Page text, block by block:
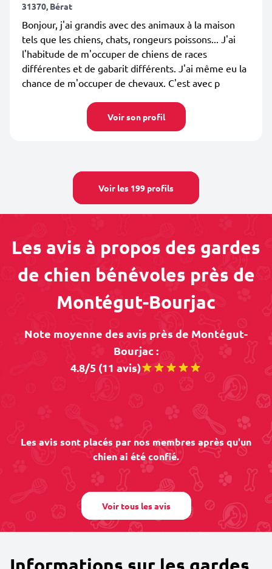
31370, Bérat
Bonjour, j'ai grandis avec des animaux à la maison
tels que les chiens, chats, rongeurs poissons... J'ai
l'habitude de m'occuper de chiens de races
différentes et de gabarit différents. J'ai même eu la
chance de m'occuper de chevaux. C'est avec p
Voir son profil
Voir les 199 profils
Les avis à propos des gardes
de chien bénévoles près de
Montégut-Bourjac
Note moyenne des avis près de Montégut-
Bourjac :
4.8/5 (11 avis)
Les avis sont placés par nos membres après qu'un
chien ai été confié.
Voir tous les avis